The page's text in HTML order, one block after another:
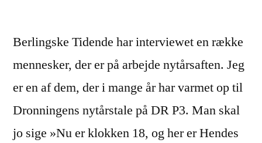
Berlingske Tidende har interviewet en række
mennesker, der er på arbejde nytårsaften. Jeg
er en af dem, der i mange år har varmet op til
Dronningens nytårstale på DR P3. Man skal
jo sige »Nu er klokken 18, og her er Hendes